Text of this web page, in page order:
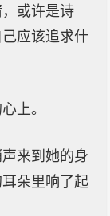
或许是诗
应该追求什
上。
来到她的身
朵里响了起